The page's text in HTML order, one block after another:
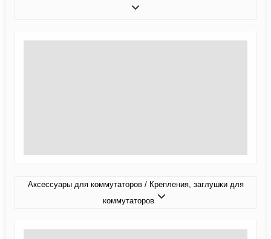
Аксессуары для коммутаторов / Крепления, заглушки для
коммутаторов